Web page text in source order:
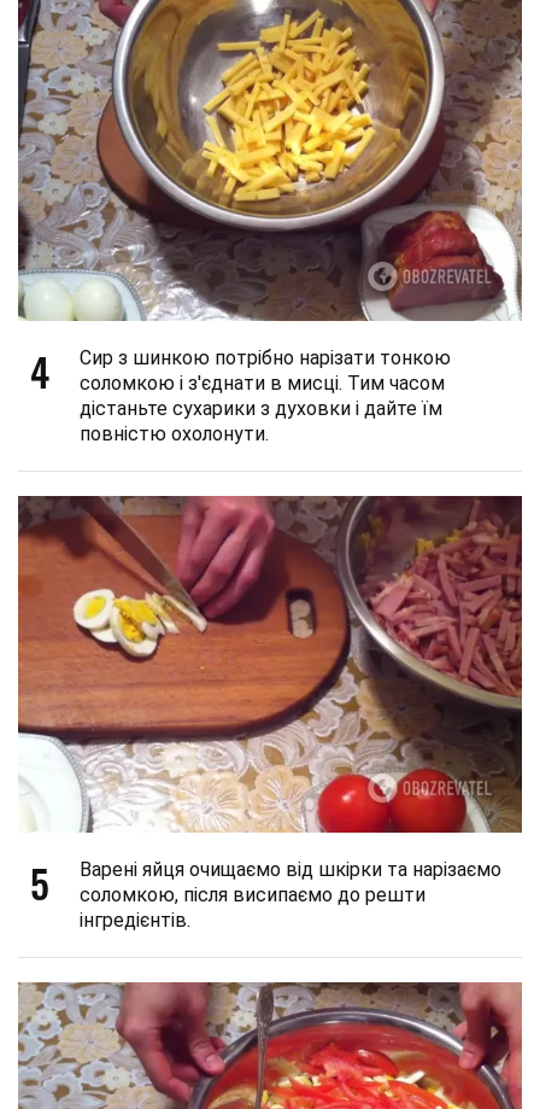
4
Сир з шинкою потрібно нарізати тонкою
соломкою і з'єднати в мисці. Тим часом
дістаньте сухарики з духовки і дайте їм
повністю охолонути.
5
Варені яйця очищаємо від шкірки та нарізаємо
соломкою, після висипаємо до решти
інгредієнтів.